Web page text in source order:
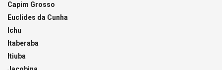
Capim Grosso
Euclides da Cunha
Ichu
Itaberaba
Itiuba